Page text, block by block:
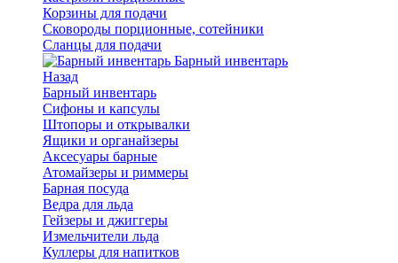
Корзины для подачи
Сковороды порционные, сотейники
Сланцы для подачи
Барный инвентарь
Назад
Барный инвентарь
Сифоны и капсулы
Штопоры и открывалки
Ящики и органайзеры
Аксесуары барные
Атомайзеры и риммеры
Барная посуда
Ведра для льда
Гейзеры и джиггеры
Измельчители льда
Куллеры для напитков